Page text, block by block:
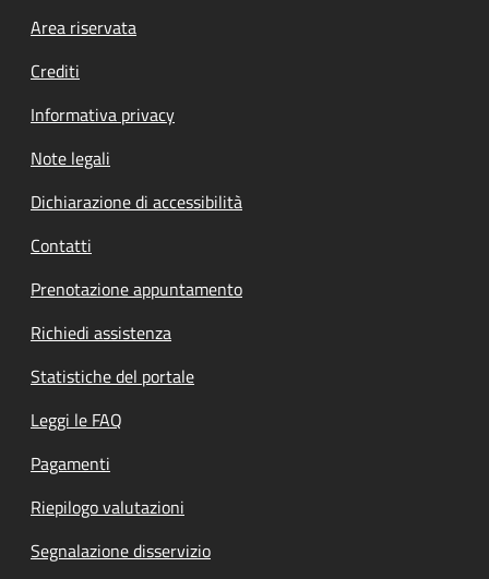
Footer menu
Area riservata
Crediti
Informativa privacy
Note legali
Dichiarazione di accessibilità
Contatti
Prenotazione appuntamento
Richiedi assistenza
Statistiche del portale
Leggi le FAQ
Pagamenti
Riepilogo valutazioni
Segnalazione disservizio